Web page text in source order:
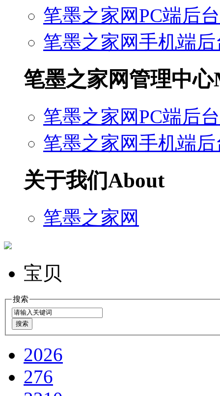
笔墨之家网PC端后台
笔墨之家网手机端后
笔墨之家网管理中心
笔墨之家网PC端后台
笔墨之家网手机端后
关于我们About
笔墨之家网
宝贝
搜索
2026
276